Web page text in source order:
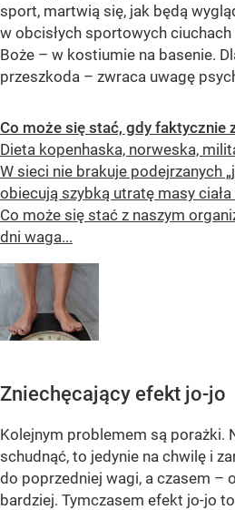
sport, martwią się, jak będą
w obcisłych sportowych ciuchach
Boże – w kostiumie na basenie.
przeszkoda – zwraca uwagę
Co może się stać, gdy faktycznie
Dieta kopenhaska, norweska,
W sieci nie brakuje podejrzanych
obiecują szybką utratę masy
Co może się stać z naszym
dni waga...
Zniechęcający efekt jo-jo
Kolejnym problemem są porażki.
schudnąć, to jedynie na chwilę i
do poprzedniej wagi, a czasem –
bardziej. Tymczasem efekt jo-jo